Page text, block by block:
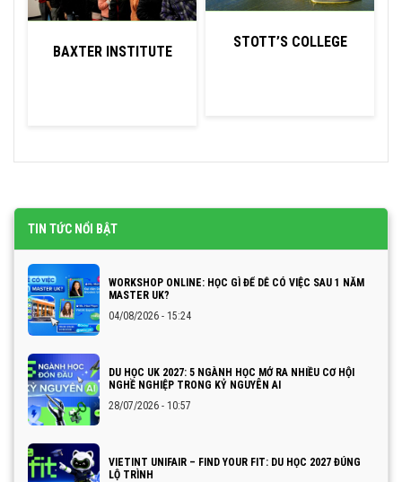
BAXTER INSTITUTE
STOTT’S COLLEGE
TIN TỨC NỔI BẬT
WORKSHOP ONLINE: HỌC GÌ ĐỂ DỄ CÓ VIỆC SAU 1 NĂM
MASTER UK?
04/08/2026 - 15:24
DU HỌC UK 2027: 5 NGÀNH HỌC MỞ RA NHIỀU CƠ HỘI
NGHỀ NGHIỆP TRONG KỶ NGUYÊN AI
28/07/2026 - 10:57
VIETINT UNIFAIR – FIND YOUR FIT: DU HỌC 2027 ĐÚNG
LỘ TRÌNH